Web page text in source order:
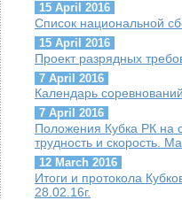
15 April 2016
Список национальной
15 April 2016
Проект разрядных
7 April 2016
Календарь
7 April 2016
Положения Кубка РК на
трудность и скорость.
12 March 2016
Итоги и протокола
28.02.16г.